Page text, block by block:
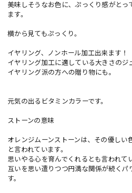
美味しそうなお色に、ぷっくり感がとっ
ます。
横から見てもぷっくり。
イヤリング、ノンホール加工出来ます！
イヤリング加工に適している大きさのジ
イヤリング派の方への贈り物にも。
元気の出るビタミンカラーです。
ストーンの意味
オレンジムーンストーンは、その優しい
と言われています。
思いやる心を育んでくれるとも言われて
互いを思い遣りつつ円満な関係が続くパ
す。